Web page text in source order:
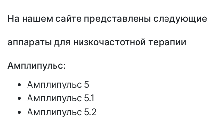
На нашем сайте представлены следующие
аппараты для низкочастотной терапии
Амплипульс:
Амплипульс 5
Амплипульс 5.1
Амплипульс 5.2